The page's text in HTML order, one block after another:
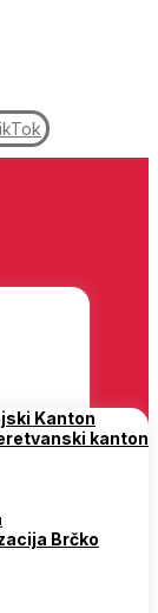
Kanton
kanton
Brčko